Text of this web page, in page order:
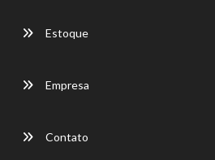
Estoque
Empresa
Contato